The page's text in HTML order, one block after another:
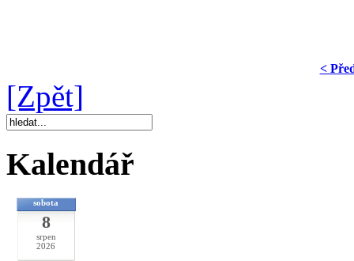
<
[Zpět]
Kalendář
sobota
8
srpen
2026